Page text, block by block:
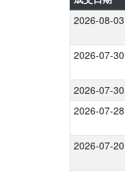
2026-08-03
2026-07-30
2026-07-30
2026-07-28
2026-07-20